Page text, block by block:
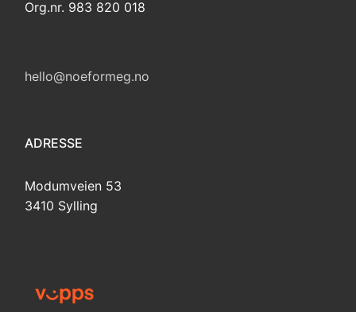
Org.nr. 983 820 018
hello@noeformeg.no
ADRESSE
Modumveien 53
3410 Sylling